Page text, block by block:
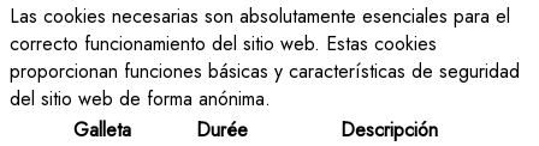
Las cookies necesarias son absolutamente esenciales para el
correcto funcionamiento del sitio web. Estas cookies
proporcionan funciones básicas y características de seguridad
del sitio web de forma anónima.
Galleta
Durée Descripción